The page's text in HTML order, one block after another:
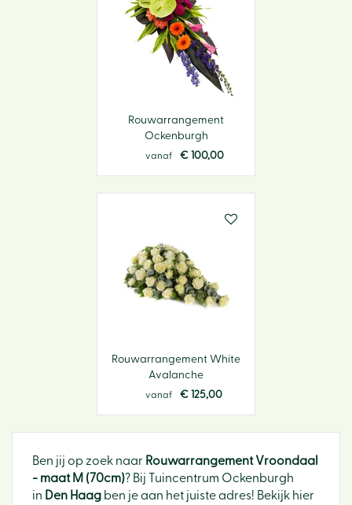
Rouwarrangement
Ockenburgh
vanaf € 100,00
Rouwarrangement White
Avalanche
vanaf € 125,00
Ben jij op zoek naar Rouwarrangement Vroondaal
- maat M (70cm)? Bij Tuincentrum Ockenburgh
in Den Haag ben je aan het juiste adres! Bekijk hier